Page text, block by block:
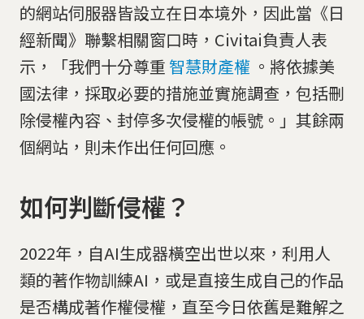
的網站伺服器皆設立在日本境外，因此當《日
經新聞》聯繫相關窗口時，Civitai負責人表
示，「我們十分尊重 智慧財產權 。將依據美
國法律，採取必要的措施並實施調查，包括刪
除侵權內容、封停多次侵權的帳號。」其餘兩
個網站，則未作出任何回應。
如何判斷侵權？
2022年，自AI生成器橫空出世以來，利用人
類的著作物訓練AI，或是直接生成自己的作品
是否構成著作權侵權，直至今日依舊是難解之